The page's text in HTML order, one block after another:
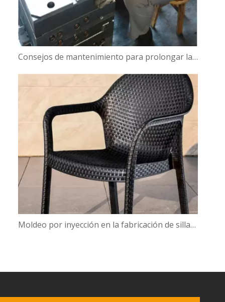
Consejos de mantenimiento para prolongar la vida útil de su molde para maceteros
Moldeo por inyección en la fabricación de sillas: la precisión se une a la eficiencia